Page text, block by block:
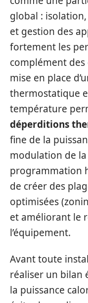
global :
et gestion des
fortement les
complément
mise en place
thermostatique
température
déperditions
fine de la
modulation de
programmation
de créer des
optimisées
et améliorant le
l’équipement.
Avant toute
réaliser un bilan
la puissance